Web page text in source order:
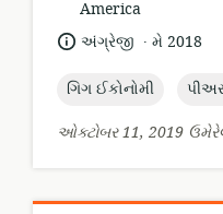
સ્થાન:
America
ભાષા:અંગ્રેજી .
પ્રકાશન
મે 2018
topic:
ગિગ ઈકોનોમી
ઓક્ટોબર 11, 2019